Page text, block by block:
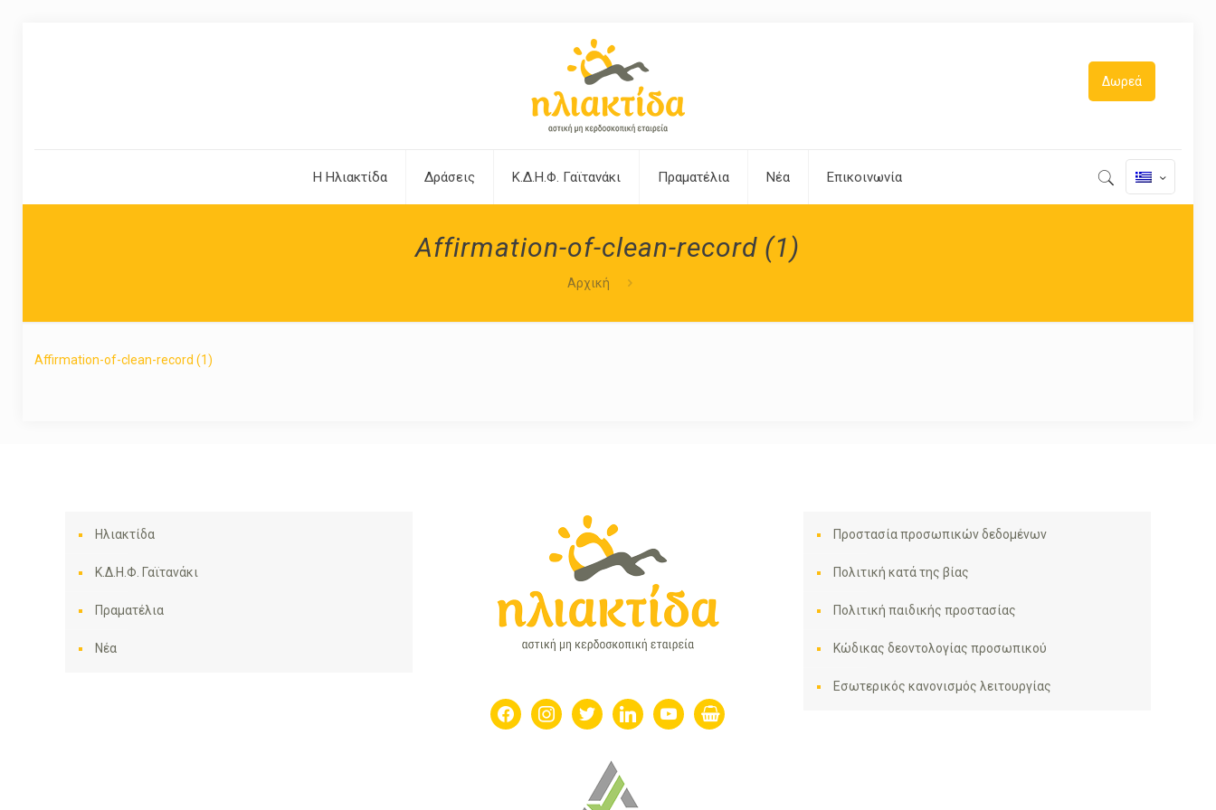
Η Ηλιακτίδα Δράσεις Κ.Δ.Η.Φ. Γαϊτανάκι Πραματέλια Νέα Επικοινωνία
Δωρεά
Affirmation-of-clean-record (1)
Αρχική
Affirmation-of-clean-record (1)
Ηλιακτίδα
Κ.Δ.Η.Φ. Γαϊτανάκι
Πραματέλια
Νέα
facebookinstagram
twitter linkedinyoutubeshopping-
basket
Προστασία προσωπικών δεδομένων
Πολιτική κατά της βίας
Πολιτική παιδικής προστασίας
Κώδικας δεοντολογίας προσωπικού
Εσωτερικός κανονισμός λειτουργίας